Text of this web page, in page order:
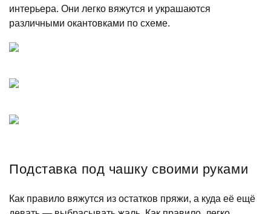
интерьера. Они легко вяжутся и украшаются
различными окантовками по схеме.
Подставка под чашку своими руками
Как правило вяжутся из остатков пряжи, а куда её ещё